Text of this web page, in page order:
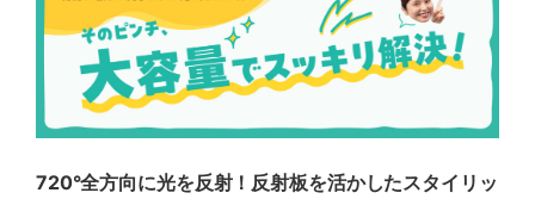
720°全方向に光を反射！反射板を活かしたスタイリッ